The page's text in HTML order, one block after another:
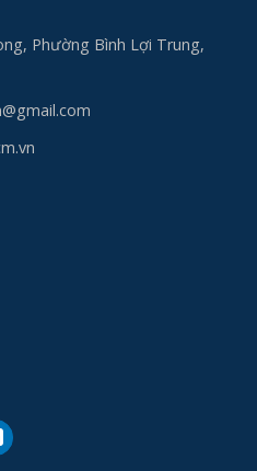
Phường Bình Lợi Trung,